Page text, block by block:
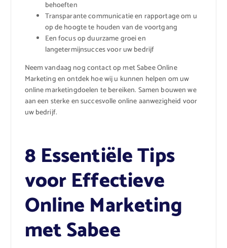
behoeften
Transparante communicatie en rapportage om u
op de hoogte te houden van de voortgang
Een focus op duurzame groei en
langetermijnsucces voor uw bedrijf
Neem vandaag nog contact op met Sabee Online
Marketing en ontdek hoe wij u kunnen helpen om uw
online marketingdoelen te bereiken. Samen bouwen we
aan een sterke en succesvolle online aanwezigheid voor
uw bedrijf.
8 Essentiële Tips
voor Effectieve
Online Marketing
met Sabee